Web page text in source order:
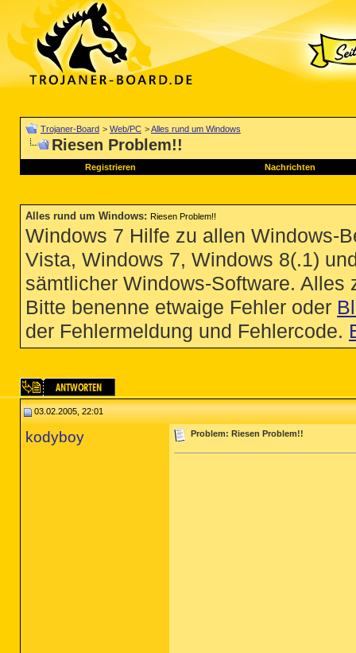
Trojaner-Board > Web/PC >Alles rund um Windows
Riesen Problem!!
Registrieren Nachrichten
Alles rund um Windows: Riesen Problem!!
Windows 7 Hilfe zu allen Windows-
Vista, Windows 7, Windows 8(.1)
sämtlicher Windows-Software.
Bitte benenne etwaige Fehler oder
der Fehlermeldung und Fehlercode.
03.02.2005, 22:01
kodyboy Problem: Riesen Problem!!